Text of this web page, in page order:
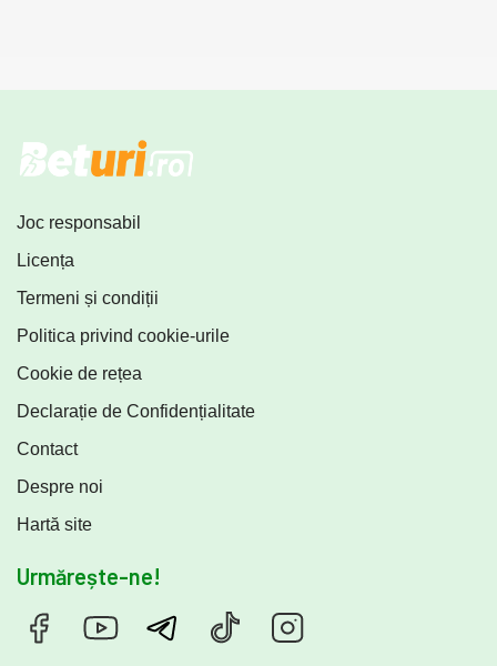
Joc responsabil
Licența
Termeni și condiții
Politica privind cookie-urile
Cookie de rețea
Declarație de Confidențialitate
Contact
Despre noi
Hartă site
Urmărește-ne!